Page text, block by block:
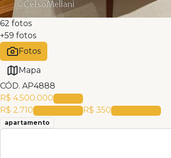
62 fotos
+59 fotos
Fotos
Mapa
CÓD. AP4888
R$ 4.500.000
R$ 2.710 R$ 350
apartamento